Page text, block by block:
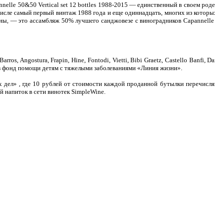
50&50 Vertical set 12 bottles 1988-2015 — единственный в своем
самый первый винтаж 1988 года и еще одиннадцать, многих из
— это ассамбляж 50% лучшего санджовезе с виноградников
Angostura, Frapin, Hine, Fontodi, Vietti, Bibi Graetz, Castello Banfi,
фонд помощи детям с тяжелыми заболеваниями «Линия жизни».
, где 10 рублей от стоимости каждой проданной бутылки
в сети винотек SimpleWine.